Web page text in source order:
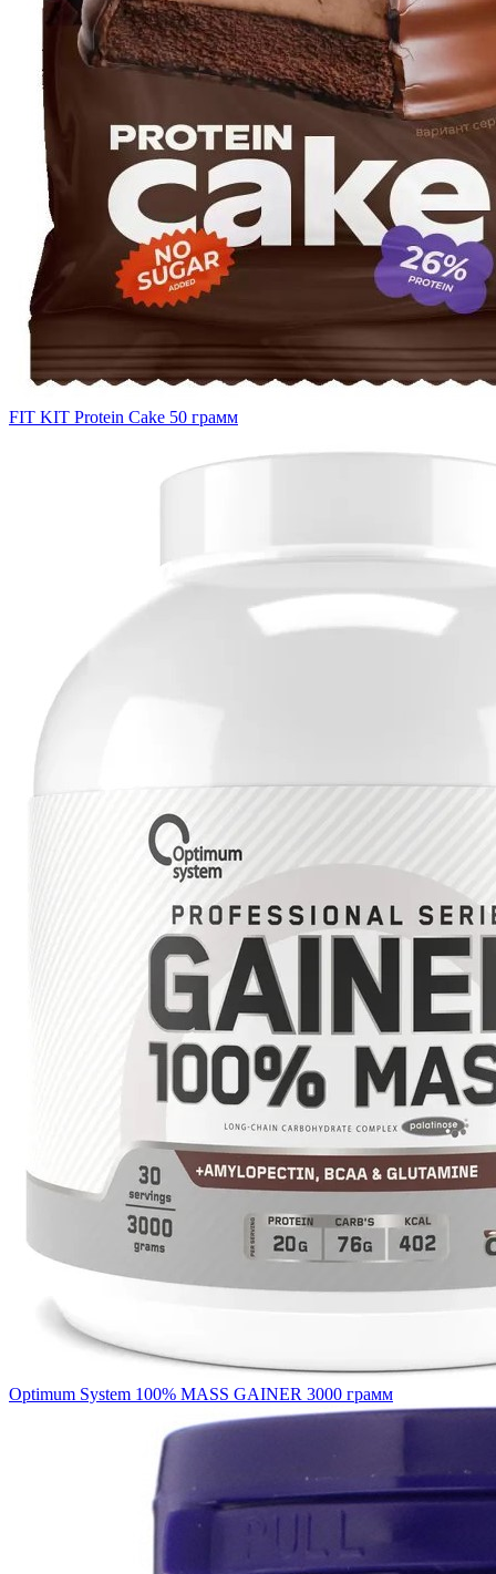
FIT KIT Protein Cake 50 грамм
Optimum System 100% MASS GAINER 3000 грамм